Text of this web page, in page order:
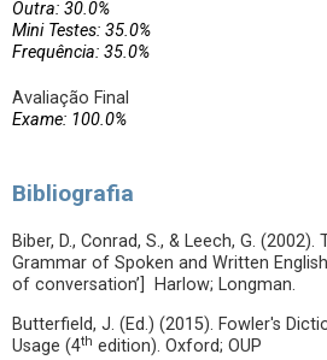
Outra: 30.0%
Mini Testes: 35.0%
Frequência: 35.0%
Avaliação Final
Exame: 100.0%
Bibliografia
Biber, D., Conrad, S., & Leech, G.
Grammar of Spoken and Written
of conversation’] Harlow; Longman.
Butterfield, J. (Ed.) (2015). Fowler's
Usage (4th edition). Oxford; OUP